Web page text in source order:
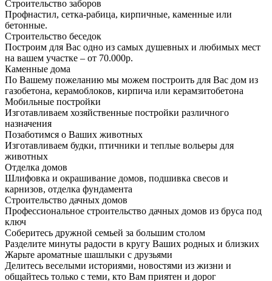
Строительство заборов
Профнастил, сетка-рабица, кирпичные, каменные или
бетонные.
Строительство беседок
Построим для Вас одно из самых душевных и любимых мест
на вашем участке – от 70.000р.
Каменные дома
По Вашему пожеланию мы можем построить для Вас дом из
газобетона, керамоблоков, кирпича или керамзитобетона
Мобильные постройки
Изготавливаем хозяйственные постройки различного
назначения
Позаботимся о Ваших животных
Изготавливаем будки, птичники и теплые вольеры для
животных
Отделка домов
Шлифовка и окрашивание домов, подшивка свесов и
карнизов, отделка фундамента
Строительство дачных домов
Профессиональное строительство дачных домов из бруса под
ключ
Соберитесь дружной семьей за большим столом
Разделите минуты радости в кругу Ваших родных и близких
Жарьте ароматные шашлыки с друзьями
Делитесь веселыми историями, новостями из жизни и
общайтесь только с теми, кто Вам приятен и дорог